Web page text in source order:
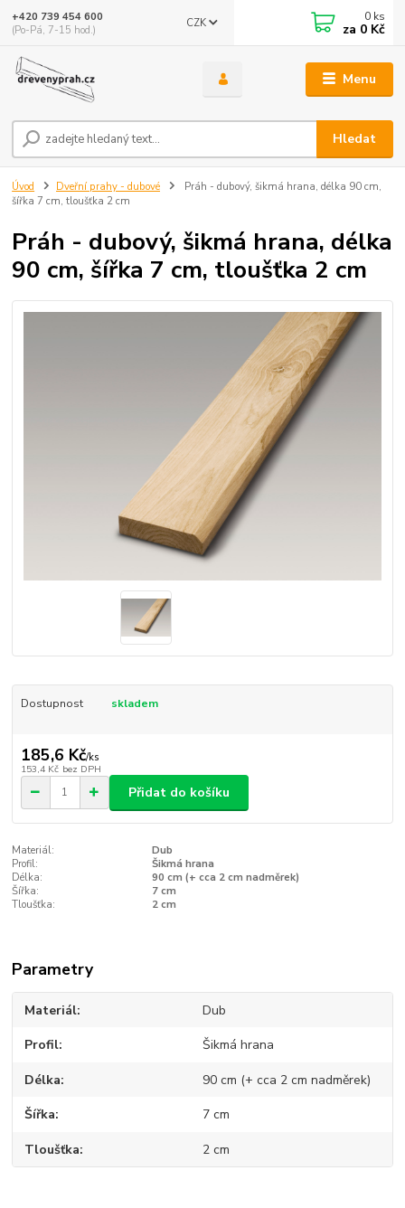
Menu
CZK
Hledat
+420 739 454 600
(Po-Pá, 7-15 hod.)
0 ks
za 0 Kč
Úvod Dveřní prahy - dubové
Práh - dubový, šikmá hrana, délka 90 cm,
šířka 7 cm, tloušťka 2 cm
Práh - dubový, šikmá hrana, délka
90 cm, šířka 7 cm, tloušťka 2 cm
Dostupnost skladem
185,6 Kč/ks
153,4 Kč bez DPH
Přidat do košíku
Materiál:
Dub
Profil:
Šikmá hrana
Délka:
90 cm (+ cca 2 cm nadměrek)
Šířka:
7 cm
Tloušťka:
2 cm
Parametry
Materiál Dub
Profil Šikmá hrana
Délka 90 cm (+ cca 2 cm nadměrek)
Šířka 7 cm
Tloušťka 2 cm